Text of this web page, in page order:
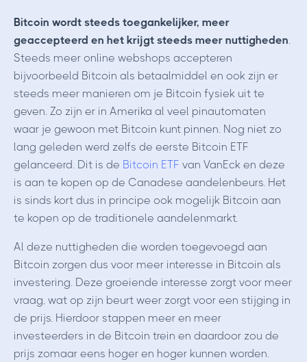
Bitcoin wordt steeds toegankelijker, meer
geaccepteerd en het krijgt steeds meer nuttigheden
Steeds meer online webshops accepteren
bijvoorbeeld Bitcoin als betaalmiddel en ook zijn er
steeds meer manieren om je Bitcoin fysiek uit te
geven. Zo zijn er in Amerika al veel pinautomaten
waar je gewoon met Bitcoin kunt pinnen. Nog niet zo
lang geleden werd zelfs de eerste Bitcoin ETF
gelanceerd. Dit is de Bitcoin ETF van VanEck en deze
is aan te kopen op de Canadese aandelenbeurs. Het
is sinds kort dus in principe ook mogelijk Bitcoin aan
te kopen op de traditionele aandelenmarkt.
Al deze nuttigheden die worden toegevoegd aan
Bitcoin zorgen dus voor meer interesse in Bitcoin als
investering. Deze groeiende interesse zorgt voor meer
vraag, wat op zijn beurt weer zorgt voor een stijging in
de prijs. Hierdoor stappen meer en meer
investeerders in de Bitcoin trein en daardoor zou de
prijs zomaar eens hoger en hoger kunnen worden.